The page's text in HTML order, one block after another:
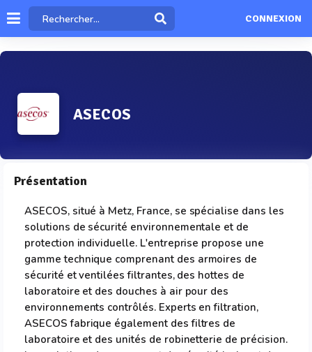
CONNEXION
ASECOS
Présentation
ASECOS, situé à Metz, France, se spécialise dans les
solutions de sécurité environnementale et de
protection individuelle. L'entreprise propose une
gamme technique comprenant des armoires de
sécurité et ventilées filtrantes, des hottes de
laboratoire et des douches à air pour des
environnements contrôlés. Experts en filtration,
ASECOS fabrique également des filtres de
laboratoire et des unités de robinetterie de précision.